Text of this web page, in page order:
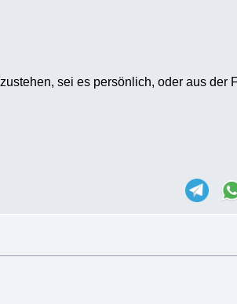
sei es persönlich, oder aus der